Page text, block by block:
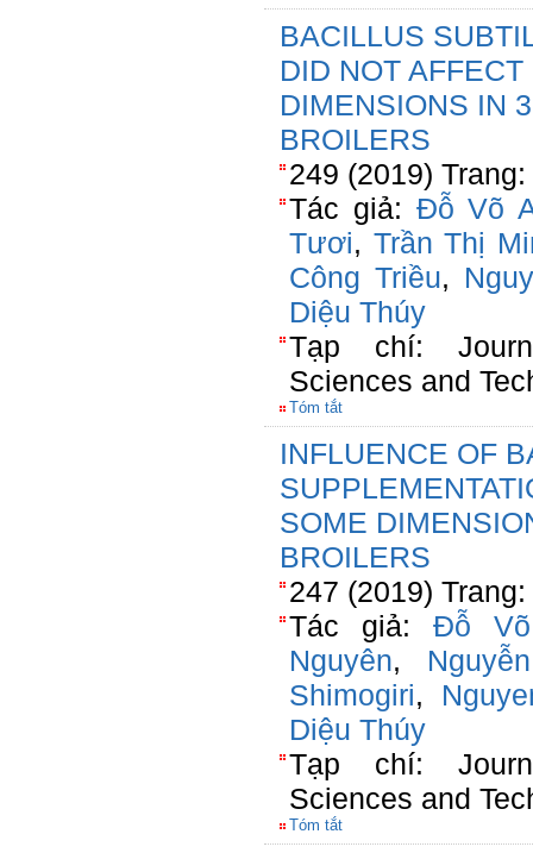
BACILLUS
DID NOT
DIMENSIONS IN
BROILERS
249 (2019)
Tác giả: Đỗ Võ
Tươi, Trần Thị
Công Triều,
Diệu Thúy
Tạp chí:
Sciences and
Tóm tắt
INFLUENCE OF
SOME
BROILERS
247 (2019)
Tác giả: Đỗ
Nguyên,
Shimogiri,
Diệu Thúy
Tạp chí:
Sciences and
Tóm tắt